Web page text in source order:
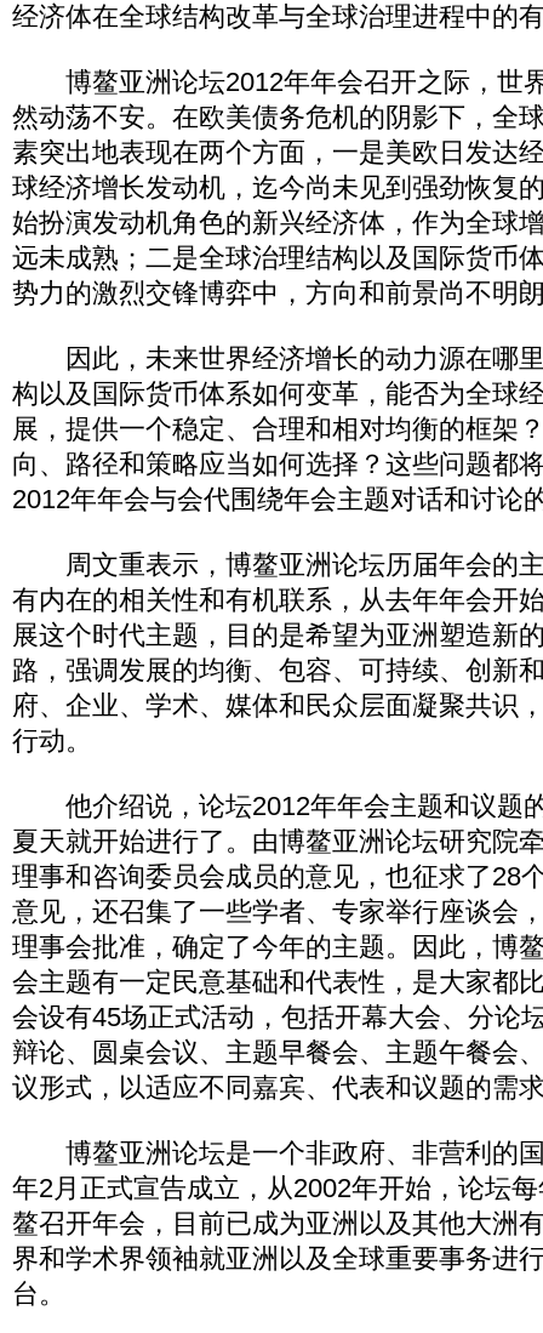
经济体在全球结构改革与全球治理进程中的
博鳌亚洲论坛2012年年会召开之际，世
然动荡不安。在欧美债务危机的阴影下，全
素突出地表现在两个方面，一是美欧日发达
球经济增长发动机，迄今尚未见到强劲恢复
始扮演发动机角色的新兴经济体，作为全球
远未成熟；二是全球治理结构以及国际货币
势力的激烈交锋博弈中，方向和前景尚不明
因此，未来世界经济增长的动力源在哪
构以及国际货币体系如何变革，能否为全球
展，提供一个稳定、合理和相对均衡的框架
向、路径和策略应当如何选择？这些问题都
2012年年会与会代围绕年会主题对话和讨论
周文重表示，博鳌亚洲论坛历届年会的
有内在的相关性和有机联系，从去年年会开
展这个时代主题，目的是希望为亚洲塑造新
路，强调发展的均衡、包容、可持续、创新
府、企业、学术、媒体和民众层面凝聚共识
行动。
他介绍说，论坛2012年年会主题和议题
夏天就开始进行了。由博鳌亚洲论坛研究院
理事和咨询委员会成员的意见，也征求了28
意见，还召集了一些学者、专家举行座谈会
理事会批准，确定了今年的主题。因此，博
会主题有一定民意基础和代表性，是大家都
会设有45场正式活动，包括开幕大会、分论
辩论、圆桌会议、主题早餐会、主题午餐会
议形式，以适应不同嘉宾、代表和议题的需
博鳌亚洲论坛是一个非政府、非营利的
年2月正式宣告成立，从2002年开始，论坛
鳌召开年会，目前已成为亚洲以及其他大洲
界和学术界领袖就亚洲以及全球重要事务进
台。